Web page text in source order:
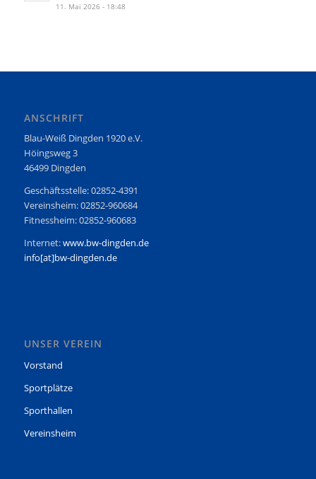
11. Mai 2026 - 18:48
ANSCHRIFT
Blau-Weiß Dingden 1920 e.V.
Höingsweg 3
46499 Dingden
Geschäftsstelle: 02852-4391
Vereinsheim: 02852-960684
Fitnessheim: 02852-960683
Internet:www.bw-dingden.de
info[at]bw-dingden.de
UNSER VEREIN
Vorstand
Sportplätze
Sporthallen
Vereinsheim